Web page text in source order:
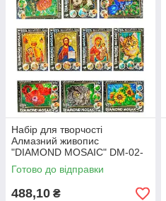
Набір для творчості
Алмазний живопис
"DIAMOND MOSAIC" DM-02-
01/10
Готово до відправки
488,10 ₴